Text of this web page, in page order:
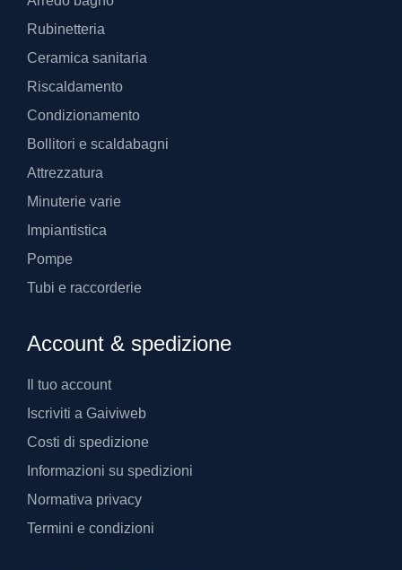
Rubinetteria
Ceramica sanitaria
Riscaldamento
Condizionamento
Bollitori e scaldabagni
Attrezzatura
Minuterie varie
Impiantistica
Pompe
Tubi e raccorderie
Account & spedizione
Il tuo account
Iscriviti a Gaiviweb
Costi di spedizione
Informazioni su spedizioni
Normativa privacy
Termini e condizioni